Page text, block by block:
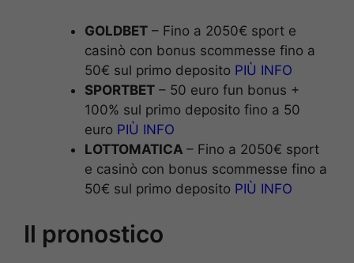
GOLDBET– Fino a 2050€ sport e
casinò con bonus scommesse fino a
50€ sul primo deposito PIÙ INFO
SPORTBET– 50 euro fun bonus +
100% sul primo deposito fino a 50
euro PIÙ INFO
LOTTOMATICA – Fino a 2050€ sport
e casinò con bonus scommesse fino a
50€ sul primo deposito PIÙ INFO
Il pronostico